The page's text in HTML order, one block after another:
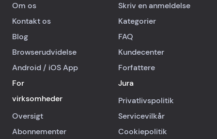
Om os
Kontakt os
Blog
Browserudvidelse
Android / iOSApp
Skriv en anmeldelse
Kategorier
FAQ
Kundecenter
Forfattere
For
virksomheder
Oversigt
Abonnementer
Jura
Privatlivspolitik
Servicevilkår
Cookiepolitik